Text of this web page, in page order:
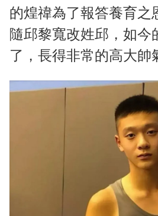
的煌禕為了報答養育之
隨邱黎寬改姓邱，如今
了，長得非常的高大帥